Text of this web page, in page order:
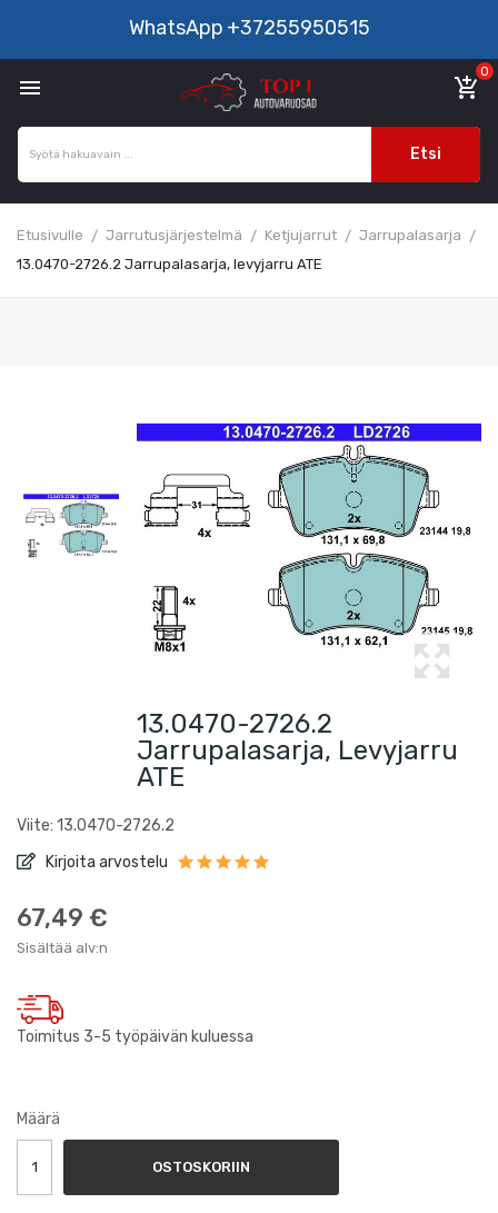
WhatsApp +37255950515
 add_shopping_cart
0
Etsi
Etusivulle Jarrutusjärjestelmä Ketjujarrut
Jarrupalasarja
13.0470-2726.2 Jarrupalasarja, levyjarru ATE
13.0470-2726.2
Jarrupalasarja, Levyjarru
ATE
Viite: 13.0470-2726.2
Kirjoita arvostelu
67,49 €
Sisältää alv:n
Toimitus 3-5 työpäivän kuluessa
Määrä
OSTOSKORIIN